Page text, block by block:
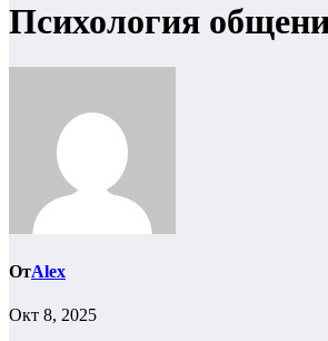
Психология
ОтAlex
Окт 8, 2025